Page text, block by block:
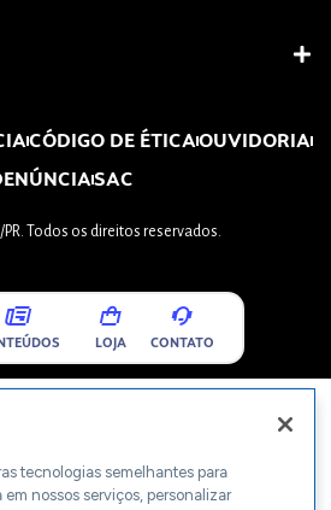
CÓDIGO DE ÉTICAOUVIDORIA
SAC
Todos os direitos reservados.
LOJA CONTATO
tecnologias semelhantes para
nossos serviços, personalizar